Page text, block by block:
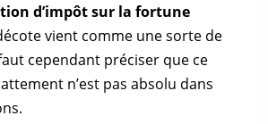
d’impôt sur la fortune
vient comme une sorte de
cependant préciser que ce
n’est pas absolu dans